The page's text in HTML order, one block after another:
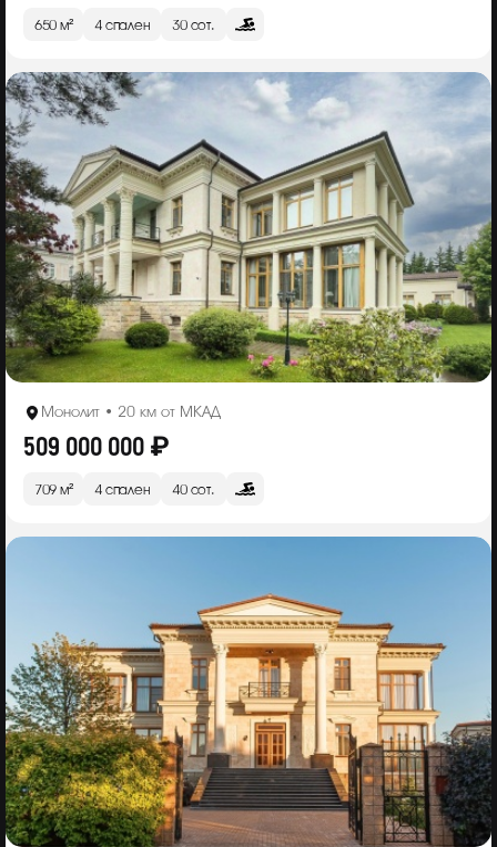
650 м² 4 спален 30 сот.
Монолит • 20 км от МКАД
509 000 000 ₽
709 м² 4 спален 40 сот.